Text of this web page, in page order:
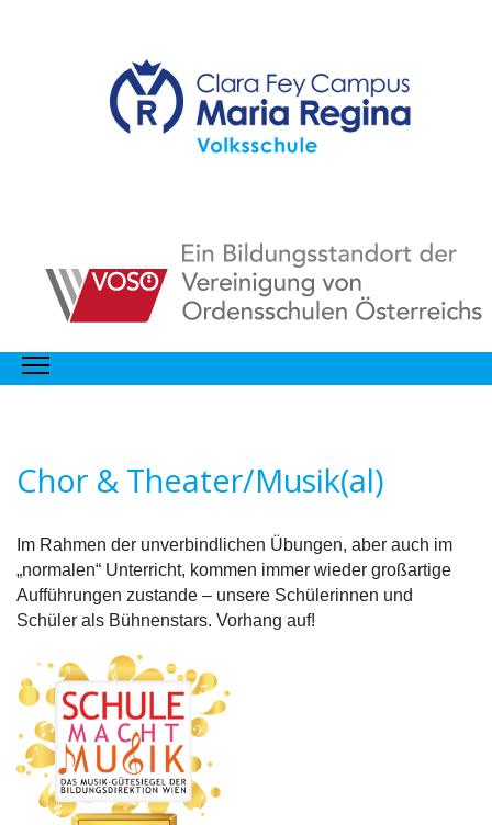
Chor & Theater/Musik(al)
Im Rahmen der unverbindlichen Übungen, aber auch im
„normalen“ Unterricht, kommen immer wieder großartige
Aufführungen zustande – unsere Schülerinnen und
Schüler als Bühnenstars. Vorhang auf!